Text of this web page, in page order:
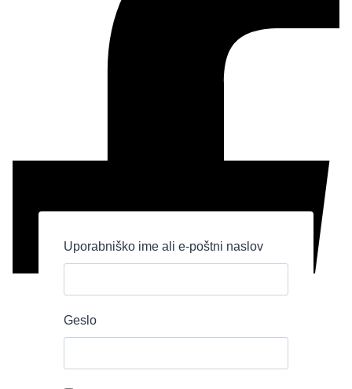
Uporabniško ime ali e-poštni naslov
Geslo